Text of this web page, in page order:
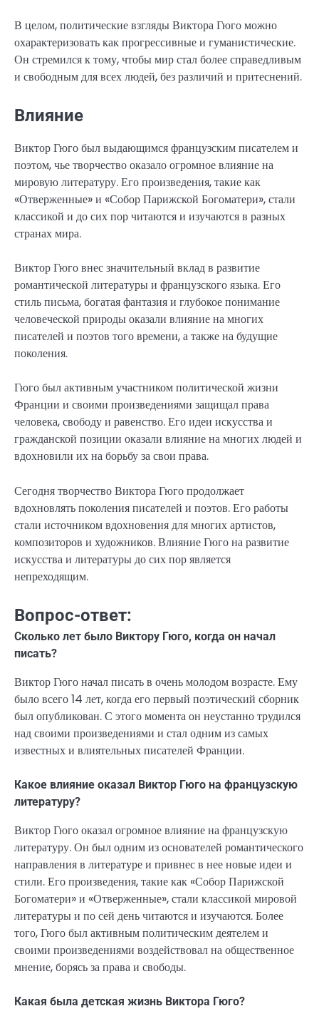
В целом, политические взгляды Виктора Гюго можно
охарактеризовать как прогрессивные и гуманистические.
Он стремился к тому, чтобы мир стал более справедливым
и свободным для всех людей, без различий и притеснений.
Влияние
Виктор Гюго был выдающимся французским писателем и
поэтом, чье творчество оказало огромное влияние на
мировую литературу. Его произведения, такие как
«Отверженные» и «Собор Парижской Богоматери», стали
классикой и до сих пор читаются и изучаются в разных
странах мира.
Виктор Гюго внес значительный вклад в развитие
романтической литературы и французского языка. Его
стиль письма, богатая фантазия и глубокое понимание
человеческой природы оказали влияние на многих
писателей и поэтов того времени, а также на будущие
поколения.
Гюго был активным участником политической жизни
Франции и своими произведениями защищал права
человека, свободу и равенство. Его идеи искусства и
гражданской позиции оказали влияние на многих людей и
вдохновили их на борьбу за свои права.
Сегодня творчество Виктора Гюго продолжает
вдохновлять поколения писателей и поэтов. Его работы
стали источником вдохновения для многих артистов,
композиторов и художников. Влияние Гюго на развитие
искусства и литературы до сих пор является
непреходящим.
Вопрос-ответ:
Сколько лет было Виктору Гюго, когда он начал
писать?
Виктор Гюго начал писать в очень молодом возрасте. Ему
было всего 14 лет, когда его первый поэтический сборник
был опубликован. С этого момента он неустанно трудился
над своими произведениями и стал одним из самых
известных и влиятельных писателей Франции.
Какое влияние оказал Виктор Гюго на французскую
литературу?
Виктор Гюго оказал огромное влияние на французскую
литературу. Он был одним из основателей романтического
направления в литературе и привнес в нее новые идеи и
стили. Его произведения, такие как «Собор Парижской
Богоматери» и «Отверженные», стали классикой мировой
литературы и по сей день читаются и изучаются. Более
того, Гюго был активным политическим деятелем и
своими произведениями воздействовал на общественное
мнение, борясь за права и свободы.
Какая была детская жизнь Виктора Гюго?